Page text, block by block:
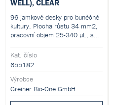
WELL), CLEAR
96 jamkové desky pro buněčné
kultury. Plocha růstu 34 mm2,
pracovní objem 25-340 µL, s
Kat. číslo
655182
Výrobce
Greiner Bio-One GmbH